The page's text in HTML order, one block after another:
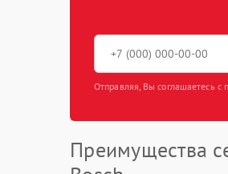
Отправляя, Вы соглашаетесь
Преимущества